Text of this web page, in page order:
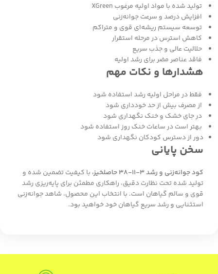
تولید شده با مواد اولیه مرغوب XGreen
افزایش درصد و سرعت جوانه‌زنی
توسعه سیستم ریشه‌ای قوی و متراکم
کاهش استرس در مرحله استقرار
حلالیت عالی و جذب سریع
فاقد عناصر مضر برای رشد اولیه
هشدارها و نکات مهم
فقط در مراحل اولیه رشد استفاده شود
از مصرف بیش از حد خودداری شود
در جای خشک و خنک نگهداری شود
بهتر است در ساعات خنک روز استفاده شود
دور از دسترس کودکان نگهداری شود
سخن پایانی
کود جوانه‌زنی و رشد ۳-۱۱-۳۸ حاصلخیز،
با کیفیت تضمین شده و
تولید شده تحت نظارت دقیق، راهکاری مطمئن برای پایه‌ریزی رشد
قوی و سالم گیاهان است. با انتخاب این محصول، شاهد جوانه‌زنی
استثنایی و رشد سریع گیاهان خود خواهید بود.